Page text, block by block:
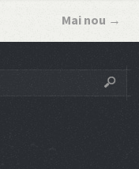
Mai nou →